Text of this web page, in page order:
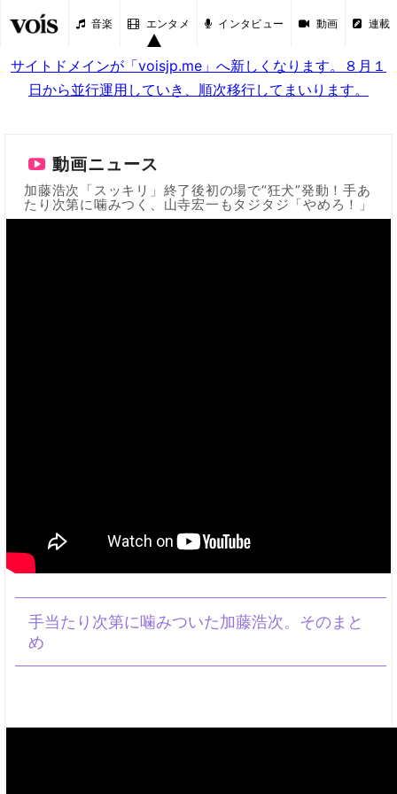
音楽 エンタメ インタビュー 動画 連載
サイトドメインが「voisjp.me」へ新しくなります。８月１
日から並行運用していき、順次移行してまいります。
動画ニュース
加藤浩次「スッキリ」終了後初の場で“狂犬”発動！手あ
たり次第に噛みつく、山寺宏一もタジタジ「やめろ！」
手当たり次第に噛みついた加藤浩次。そのまと
め